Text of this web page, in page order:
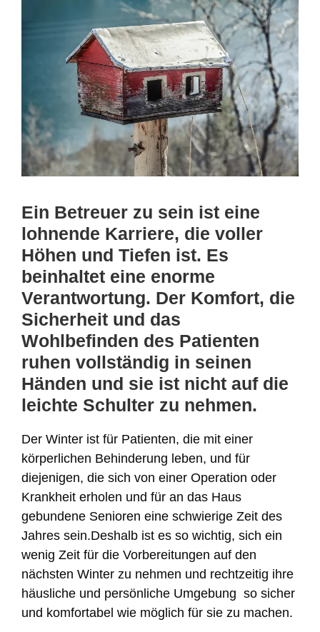
Ein Betreuer zu sein ist eine
lohnende Karriere, die voller
Höhen und Tiefen ist. Es
beinhaltet eine enorme
Verantwortung. Der Komfort, die
Sicherheit und das
Wohlbefinden des Patienten
ruhen vollständig in seinen
Händen und sie ist nicht auf die
leichte Schulter zu nehmen.
Der Winter ist für Patienten, die mit einer
körperlichen Behinderung leben, und für
diejenigen, die sich von einer Operation oder
Krankheit erholen und für an das Haus
gebundene Senioren eine schwierige Zeit des
Jahres sein.Deshalb ist es so wichtig, sich ein
wenig Zeit für die Vorbereitungen auf den
nächsten Winter zu nehmen und rechtzeitig ihre
häusliche und persönliche Umgebung so sicher
und komfortabel wie möglich für sie zu machen.